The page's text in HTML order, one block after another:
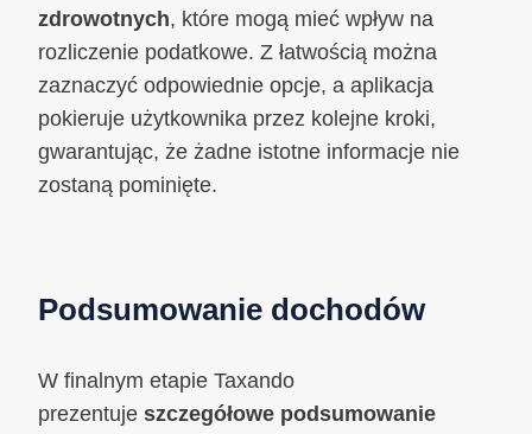
zdrowotnych, które mogą mieć wpływ na
rozliczenie podatkowe. Z łatwością można
zaznaczyć odpowiednie opcje, a aplikacja
pokieruje użytkownika przez kolejne kroki,
gwarantując, że żadne istotne informacje nie
zostaną pominięte.
Podsumowanie dochodów
W finalnym etapie Taxando
prezentuje szczegółowe podsumowanie